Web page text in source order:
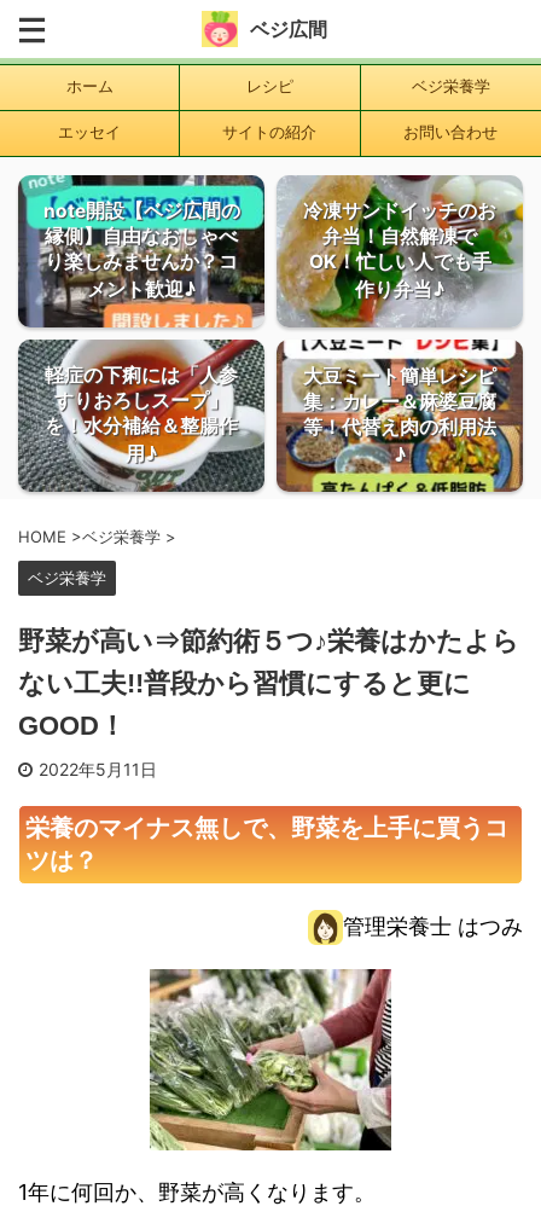
ベジ広間
ホーム レシピ ベジ栄養学
エッセイ サイトの紹介 お問い合わせ
note開設【ベジ広間の
縁側】自由なおしゃべ
り楽しみませんか？コ
メント歓迎♪
冷凍サンドイッチのお
弁当！自然解凍で
OK！忙しい人でも手
作り弁当♪
軽症の下痢には「人参
すりおろしスープ」
を！水分補給＆整腸作
用♪
大豆ミート簡単レシピ
集：カレー＆麻婆豆腐
等！代替え肉の利用法
♪
HOME >ベジ栄養学 >
ベジ栄養学
野菜が高い⇒節約術５つ♪栄養はかたよら
ない工夫!!普段から習慣にすると更に
GOOD！
2022年5月11日
栄養のマイナス無しで、野菜を上手に買うコ
ツは？
管理栄養士 はつみ
1年に何回か、野菜が高くなります。